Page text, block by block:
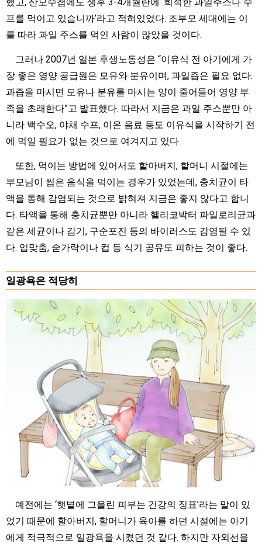
프를 먹이고 있습니까’라고 적혀있었다. 조부모 세대에는 이
를 따라 과일 주스를 먹인 사람이 많았을 것이다.
그러나 2007년 일본 후생노동성은 “이유식 전 아기에게 가
장 좋은 영양 공급원은 모유와 분유이며, 과일즙은 필요 없다.
과즙을 마시면 모유나 분유를 마시는 양이 줄어들어 영양 부
족을 초래한다”고 발표했다. 따라서 지금은 과일 주스뿐만 아
니라 백수오, 야채 수프, 이온 음료 등도 이유식을 시작하기 전
에 먹일 필요가 없는 것으로 여겨지고 있다.
또한, 먹이는 방법에 있어서도 할아버지, 할머니 시절에는
부모님이 씹은 음식을 먹이는 경우가 있었는데, 충치균이 타
액을 통해 감염되는 것으로 밝혀져 지금은 좋지 않다고 합니
다. 타액을 통해 충치균뿐만 아니라 헬리코박터 파일로리균과
같은 세균이나 감기, 구순포진 등의 바이러스도 감염될 수 있
다. 입맞춤, 숟가락이나 컵 등 식기 공유도 피하는 것이 좋다.
일광욕은 적당히
예전에는 ‘햇볕에 그을린 피부는 건강의 징표’라는 말이 있
었기 때문에 할아버지, 할머니가 육아를 하던 시절에는 아기
에게 적극적으로 일광욕을 시켰던 것 같다. 하지만 자외선을